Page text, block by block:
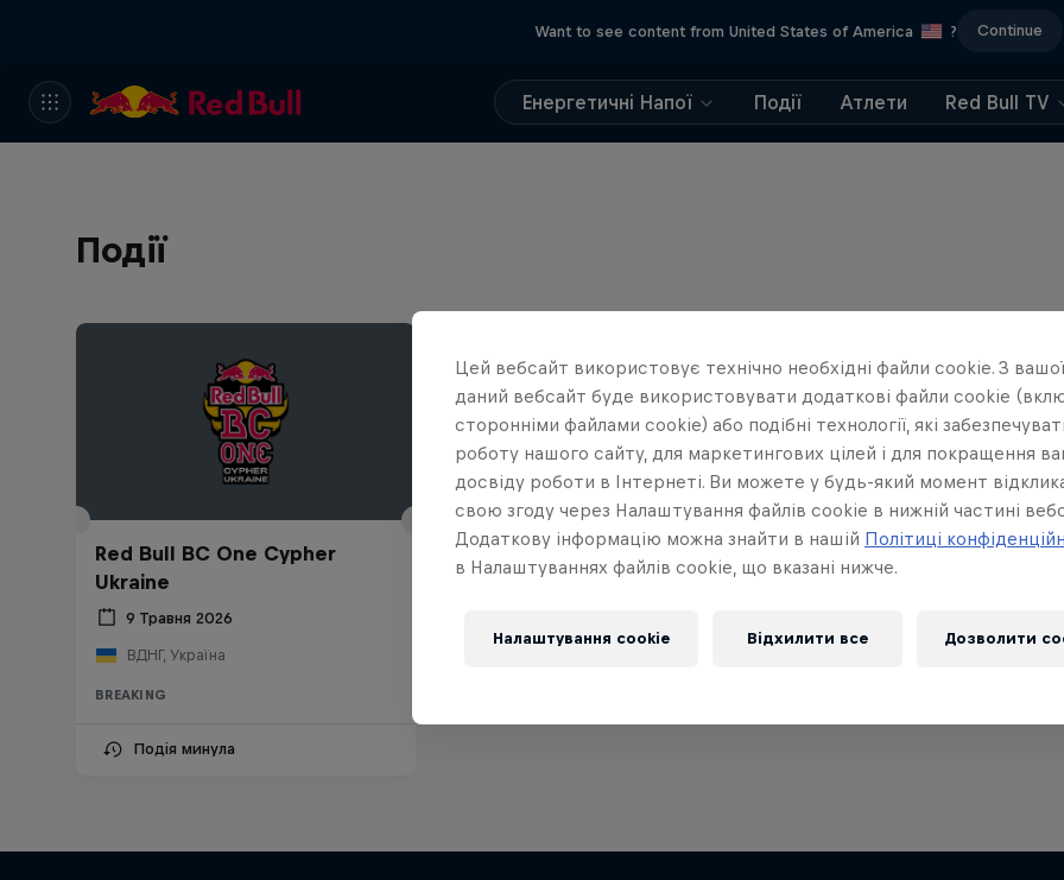
Want to see content from United States of America ? Continue
Енергетичні Напої Події Атлети Red Bull TV
Події
Red Bull BC One Cypher
Ukraine
9 Травня 2026
ВДНГ, Україна
BREAKING
Подія минула
Цей вебсайт використовує технічно необхідні файли cookie. З
даний вебсайт буде використовувати додаткові файли cookie
сторонніми файлами cookie) або подібні технології, які
роботу нашого сайту, для маркетингових цілей і для покращення
досвіду роботи в Інтернеті. Ви можете у будь-який момент
свою згоду через Налаштування файлів cookie в нижній частині
Додаткову інформацію можна знайти в нашій Політиці
в Налаштуваннях файлів cookie, що вказані нижче.
Налаштування cookie Відхилити все Дозволити